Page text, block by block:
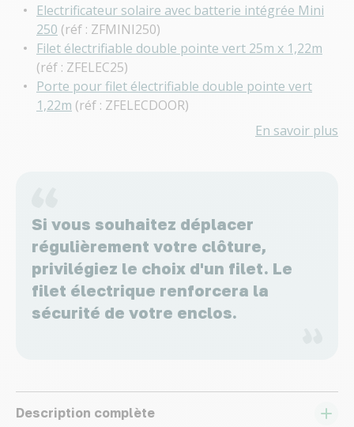
Electrificateur solaire avec batterie intégrée Mini
250 (réf : ZFMINI250)
Filet électrifiable double pointe vert 25m x 1,22m
(réf : ZFELEC25)
Porte pour filet électrifiable double pointe vert
1,22m (réf : ZFELECDOOR)
En savoir plus
Si vous souhaitez déplacer
régulièrement votre clôture,
privilégiez le choix d'un filet. Le
filet électrique renforcera la
sécurité de votre enclos.
Description complète